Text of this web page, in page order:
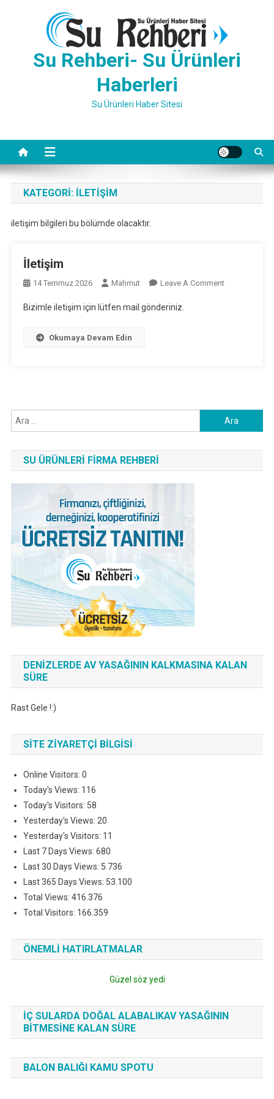
Su Rehberi- Su Ürünleri
Haberleri
Su Ürünleri Haber Sitesi
KATEGORI: İLETİŞİM
iletişim bilgileri bu bölümde olacaktır.
İletişim
14 Temmuz 2026 Mahmut Leave A CommentOn
Bizimle iletişim için lütfen mail gönderiniz.
Okumaya Devam Edin
Arama:
SU ÜRÜNLERI FIRMA REHBERI
DENIZLERDE AV YASAĞININ KALKMASINA KALAN
SÜRE
Rast Gele !:)
SITE ZIYARETÇI BILGISI
Online Visitors: 0
Today's Views: 116
Today's Visitors: 58
Yesterday's Views: 20
Yesterday's Visitors: 11
Last 7 Days Views: 680
Last 30 Days Views: 5.736
Last 365 Days Views: 53.100
Total Views: 416.376
Total Visitors: 166.359
ÖNEMLI HATIRLATMALAR
Güzel söz yedi
İÇ SULARDA DOĞAL ALABALIKAV YASAĞININ
BITMESINE KALAN SÜRE
BALON BALIĞI KAMU SPOTU